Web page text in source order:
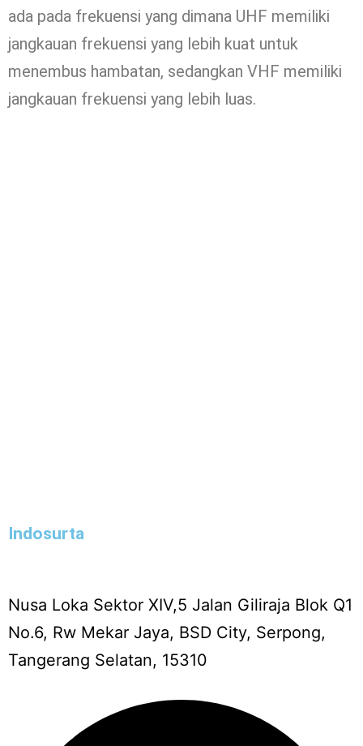
ada pada frekuensi yang dimana UHF memiliki
jangkauan frekuensi yang lebih kuat untuk
menembus hambatan, sedangkan VHF memiliki
jangkauan frekuensi yang lebih luas.
Indosurta
Nusa Loka Sektor XIV,5 Jalan Giliraja Blok Q1
No.6, Rw Mekar Jaya, BSD City, Serpong,
Tangerang Selatan, 15310